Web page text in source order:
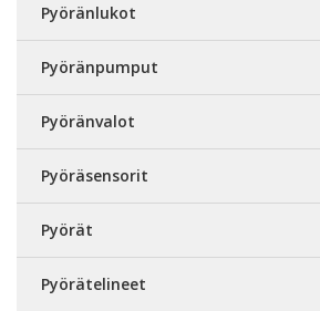
Pyöränlukot
Pyöränpumput
Pyöränvalot
Pyöräsensorit
Pyörät
Pyörätelineet